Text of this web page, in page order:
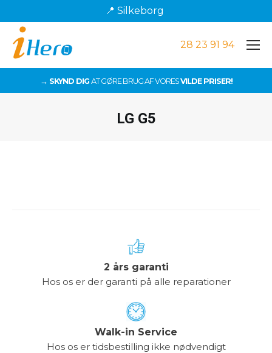
📍 Silkeborg
28 23 91 94
→ SKYND DIG AT GØRE BRUG AF VORESVILDE PRISER!
LG G5
2 års garanti
Hos os er der garanti på alle reparationer
Walk-in Service
Hos os er tidsbestilling ikke nødvendigt